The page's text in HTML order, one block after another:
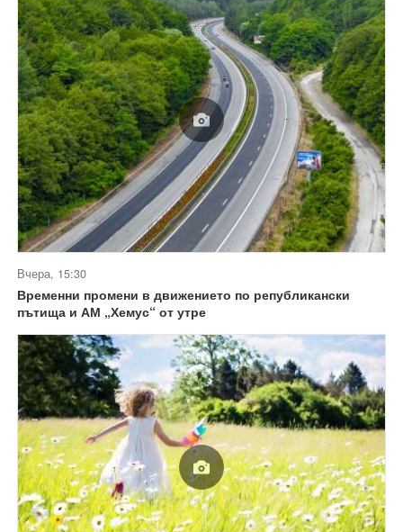
Вчера, 15:30
Временни промени в движението по републикански
пътища и АМ „Хемус“ от утре